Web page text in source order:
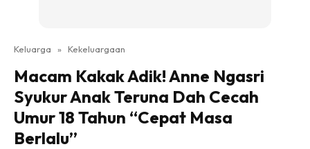
Keluarga » Kekeluargaan
Macam Kakak Adik! Anne Ngasri
Syukur Anak Teruna Dah Cecah
Umur 18 Tahun “Cepat Masa
Berlalu”